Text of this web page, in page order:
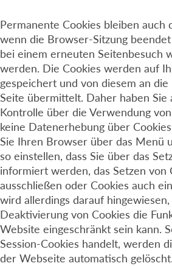
Permanente Cookies bleiben auch
wenn die Browser-Sitzung
bei einem erneuten Seitenbesuch
werden. Die Cookies werden auf
gespeichert und von diesem an
Seite übermittelt. Daher haben Sie
Kontrolle über die Verwendung
keine Datenerhebung über
Sie Ihren Browser über das Menü
so einstellen, dass Sie über das
informiert werden, das Setzen von
ausschließen oder Cookies auch
wird allerdings darauf
Deaktivierung von Cookies die
Website eingeschränkt sein kann.
Session-Cookies handelt, werden
der Webseite automatisch gelöscht.